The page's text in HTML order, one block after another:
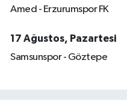
Amed - Erzurumspor FK
17 Ağustos, Pazartesi
Samsunspor - Göztepe